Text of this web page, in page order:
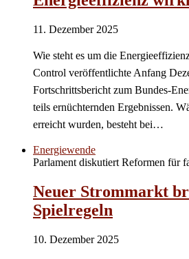
11. Dezember 2025
Wie steht es um die
Control veröffentlichte Anfang
Fortschrittsbericht zum Bundes-
teils ernüchternden Ergebnissen.
erreicht wurden, besteht bei…
Energiewende
Parlament diskutiert Reformen für
Neuer Strommarkt
Spielregeln
10. Dezember 2025